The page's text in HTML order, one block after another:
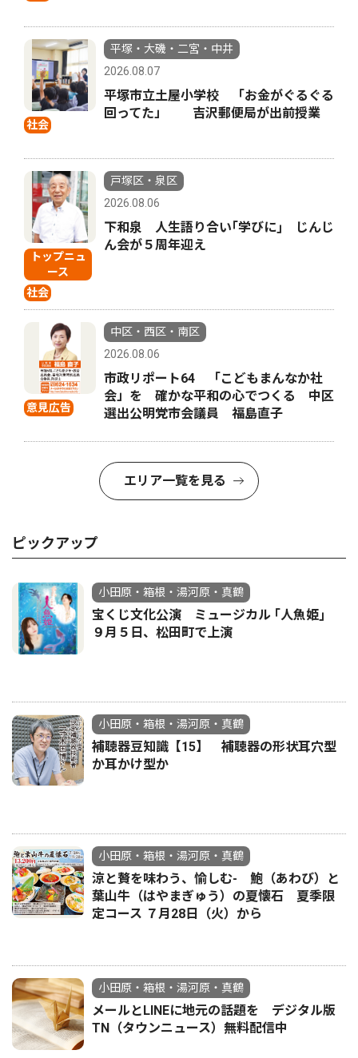
社会
平塚・大磯・二宮・中井
2026.08.07
平塚市立土屋小学校 「お金がぐるぐる
回ってた」 吉沢郵便局が出前授業
トップニュ
ース
社会
戸塚区・泉区
2026.08.06
下和泉 人生語り合い｢学びに｣ じんじ
ん会が５周年迎え
意見広告
中区・西区・南区
2026.08.06
市政リポート64 「こどもまんなか社
会」を 確かな平和の心でつくる 中区
選出公明党市会議員 福島直子
エリア一覧を見る
ピックアップ
小田原・箱根・湯河原・真鶴
宝くじ文化公演 ミュージカル ｢人魚姫｣
９月５日、松田町で上演
小田原・箱根・湯河原・真鶴
補聴器豆知識【15】 補聴器の形状耳穴型
か耳かけ型か
小田原・箱根・湯河原・真鶴
涼と贅を味わう、愉しむ- 鮑（あわび）と
葉山牛（はやまぎゅう）の夏懐石 夏季限
定コース ７月28日（火）から
小田原・箱根・湯河原・真鶴
メールとLINEに地元の話題を デジタル版
TN（タウンニュース）無料配信中